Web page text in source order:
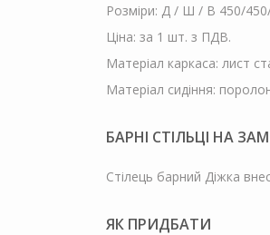
Розміри: Д / Ш / В 450/
Ціна: за 1 шт. з ПДВ.
Матеріал каркаса: лист
Матеріал сидіння:
БАРНІ СТІЛЬЦІ НА
Стілець барний Діжка
ЯК ПРИДБАТИ